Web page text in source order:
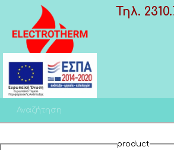
Τηλ.
product